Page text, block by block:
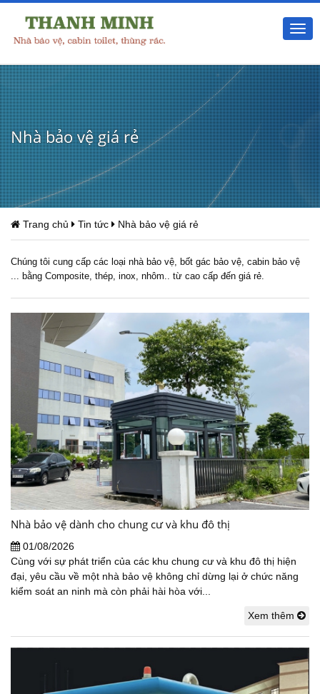
Nhà bảo vệ giá rẻ
Trang chủ Tin tức Nhà bảo vệ giá rẻ
Chúng tôi cung cấp các loại nhà bảo vệ, bốt gác bảo vệ, cabin bảo vệ
... bằng Composite, thép, inox, nhôm.. từ cao cấp đến giá rẻ.
Nhà bảo vệ dành cho chung cư và khu đô thị
01/08/2026
Cùng với sự phát triển của các khu chung cư và khu đô thị hiện
đại, yêu cầu về một nhà bảo vệ không chỉ dừng lại ở chức năng
kiểm soát an ninh mà còn phải hài hòa với...
Xem thêm